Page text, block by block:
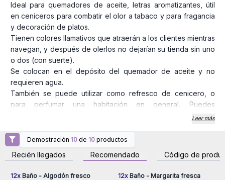
Ideal para quemadores de aceite, letras aromatizantes, útil
en ceniceros para combatir el olor a tabaco y para fragancia
y decoración de platos.
Tienen colores llamativos que atraerán a los clientes mientras
navegan, y después de olerlos no dejarían su tienda sin uno
o dos (con suerte).
Se colocan en el depósito del quemador de aceite y no
requieren agua.
También se puede utilizar como refresco de cenicero, o
para perfumar una habitación en general. Puedes
bolsa
Leer más
Demostración 10 de 10 productos
Recién llegados Recomendado Código de
Inicie sesión o regístrese
para obtener precios al
por mayor
12xBaño - Algodón fresco
para obtener precios al
por mayor
12xBaño - Margarita fresca